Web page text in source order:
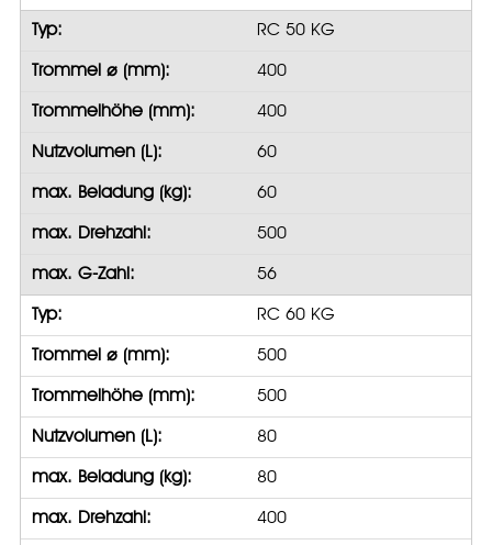
Typ: RC 50 KG
Trommel ⌀ (mm): 400
Trommelhöhe (mm): 400
Nutzvolumen (L): 60
max. Beladung (kg): 60
max. Drehzahl: 500
max. G-Zahl: 56
Typ: RC 60 KG
Trommel ⌀ (mm): 500
Trommelhöhe (mm): 500
Nutzvolumen (L): 80
max. Beladung (kg): 80
max. Drehzahl: 400